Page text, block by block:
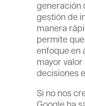
generación
gestión de
manera
permite
enfoque en
mayor
decisiones
Si no nos